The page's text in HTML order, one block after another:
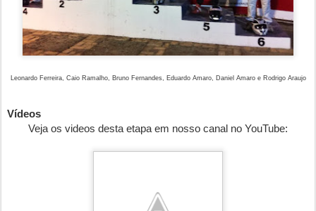
Leonardo Ferreira, Caio Ramalho, Bruno Fernandes, Eduardo Amaro, Daniel Amaro e Rodrigo Araujo
Vídeos
Veja os videos desta etapa em nosso canal no YouTube: